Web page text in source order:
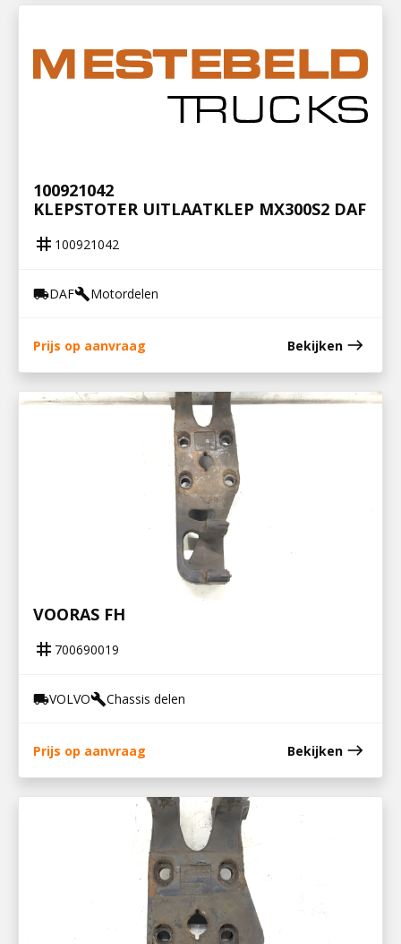
100921042
KLEPSTOTER UITLAATKLEP MX300S2 DAF
tag 100921042
local_shippingDAFbuildMotordelen
Prijs op aanvraag Bekijken east
STEUN V STABILISATOR EN LUCHTBALG
VOORAS FH
tag 700690019
local_shippingVOLVObuildChassis delen
Prijs op aanvraag Bekijken east